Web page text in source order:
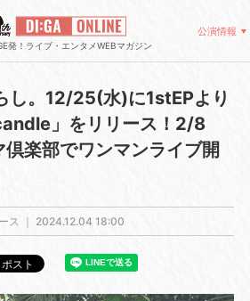
発！ライブ・エンタメWEBマガジン
公演情報
し。12/25(水)に1stEPより
」をリリース！2/8
楽部でワンマンライブ開
ス ｜ 2024.12.04 18:00